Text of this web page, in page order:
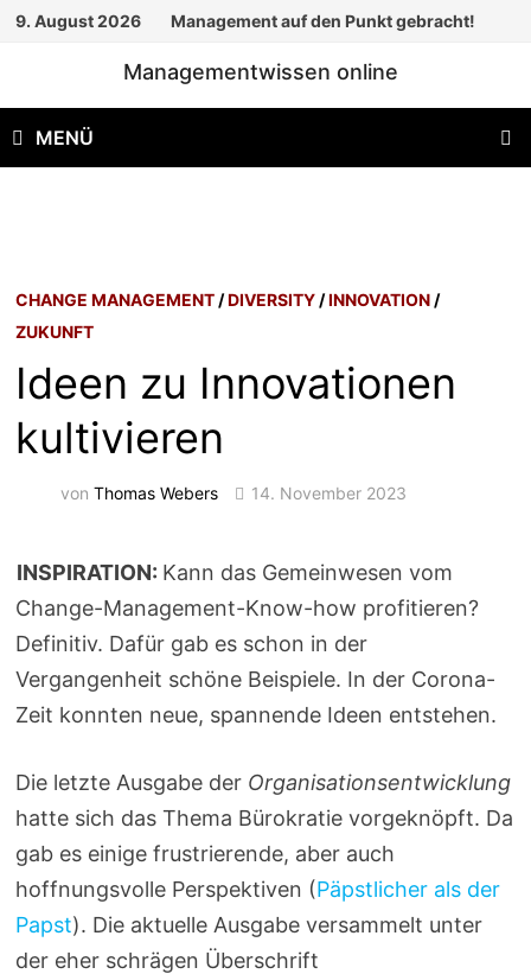
Zum
9. August 2026 Management auf den Punkt gebracht!
Managementwissen online
MENÜ
CHANGE MANAGEMENT /DIVERSITY /INNOVATION /
ZUKUNFT
Ideen zu Innovationen
kultivieren
vonThomas Webers 14. November 2023
INSPIRATION: Kann das Gemeinwesen vom
Change-Management-Know-how profitieren?
Definitiv. Dafür gab es schon in der
Vergangenheit schöne Beispiele. In der Corona-
Zeit konnten neue, spannende Ideen entstehen.
Die letzte Ausgabe der Organisationsentwicklung
hatte sich das Thema Bürokratie vorgeknöpft. Da
gab es einige frustrierende, aber auch
hoffnungsvolle Perspektiven (Päpstlicher als der
Papst). Die aktuelle Ausgabe versammelt unter
der eher schrägen Überschrift